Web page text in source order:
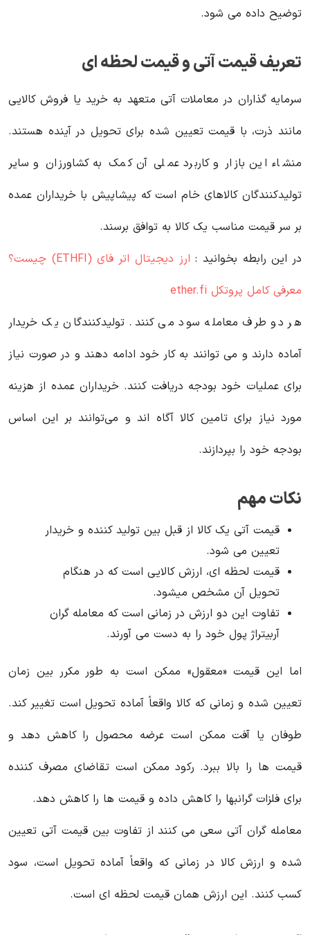
توضیح داده می شود.
تعریف قیمت آتی و قیمت لحظه ای
سرمایه گذاران در معاملات آتی متعهد به خرید یا فروش کالایی
مانند ذرت، با قیمت تعیین شده برای تحویل در آینده هستند.
منشاء این بازار و کاربرد عملی آن کمک به کشاورزان و سایر
تولیدکنندگان کالاهای خام است که پیشاپیش با خریداران عمده
بر سر قیمت مناسب یک کالا به توافق برسند.
در این رابطه بخوانید‌ :
ارز دیجیتال اتر فای (ETHFI) چیست؟
معرفی کامل پروتکل ether.fi
هر دو طرف معامله سود می کنند. تولیدکنندگان یک خریدار
آماده دارند و می توانند به کار خود ادامه دهند و در صورت نیاز
برای عملیات خود بودجه دریافت کنند. خریداران عمده از هزینه
مورد نیاز برای تامین کالا آگاه اند و می‌توانند بر این اساس
بودجه خود را بپردازند.
نکات مهم
قیمت آتی یک کالا از قبل بین تولید کننده و خریدار
تعیین می شود.
قیمت لحظه ای، ارزش کالایی است که در هنگام
تحویل آن مشخص میشود.
تفاوت این دو ارزش در زمانی است که معامله گران
آربیتراژ پول خود را به دست می آورند.
اما این قیمت «معقول» ممکن است به طور مکرر بین زمان
تعیین شده و زمانی که کالا واقعاً آماده تحویل است تغییر کند.
طوفان یا آفت ممکن است عرضه محصول را کاهش دهد و
قیمت ها را بالا ببرد. رکود ممکن است تقاضای مصرف کننده
برای فلزات گرانبها را کاهش داده و قیمت ها را کاهش دهد.
معامله گران آتی سعی می کنند از تفاوت بین قیمت آتی تعیین
شده و ارزش کالا در زمانی که واقعاً آماده تحویل است، سود
کسب کنند. این ارزش همان قیمت لحظه ای است.